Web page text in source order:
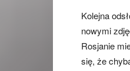
Kolejna
nowymi
Rosjanie
się, że